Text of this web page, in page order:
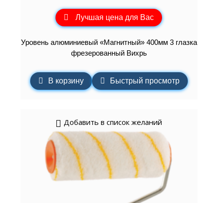
Лучшая цена для Вас
Уровень алюминиевый «Магнитный» 400мм 3 глазка
фрезерованный Вихрь
В корзину Быстрый просмотр
Добавить в список желаний